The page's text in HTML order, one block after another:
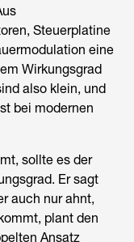
Steuerplatine
eine
Wirkungsgrad
also klein, und
bei modernen
sollte es der
Er sagt
auch nur ahnt,
plant den
Ansatz